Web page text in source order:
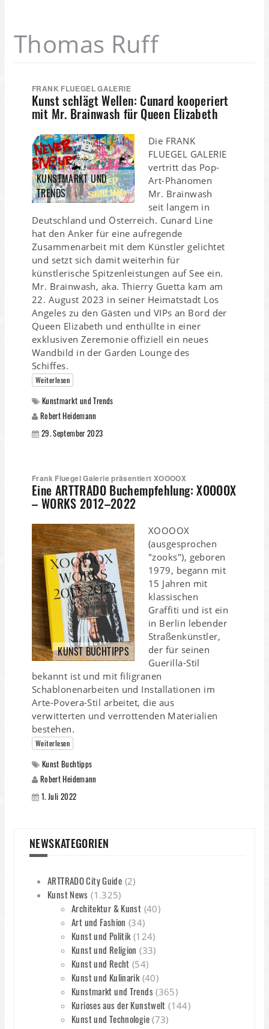
Thomas Ruff
FRANK FLUEGEL GALERIE
Kunst schlägt Wellen: Cunard kooperiert
mit Mr. Brainwash für Queen Elizabeth
KUNSTMARKT UND
TRENDS
Die FRANK
FLUEGEL GALERIE
vertritt das Pop-
Art-Phänomen
Mr. Brainwash
seit langem in
Deutschland und Österreich. Cunard Line
hat den Anker für eine aufregende
Zusammenarbeit mit dem Künstler gelichtet
und setzt sich damit weiterhin für
künstlerische Spitzenleistungen auf See ein.
Mr. Brainwash, aka. Thierry Guetta kam am
22. August 2023 in seiner Heimatstadt Los
Angeles zu den Gästen und VIPs an Bord der
Queen Elizabeth und enthüllte in einer
exklusiven Zeremonie offiziell ein neues
Wandbild in der Garden Lounge des
Schiffes.
Weiterlesen
Kunstmarkt und Trends
Robert Heidemann
29. September 2023
Frank Fluegel Galerie präsentiert XOOOOX
Eine ARTTRADO Buchempfehlung: XOOOOX
– WORKS 2012–2022
KUNST BUCHTIPPS
XOOOOX
(ausgesprochen
"zooks"), geboren
1979, begann mit
15 Jahren mit
klassischen
Graffiti und ist ein
in Berlin lebender
Straßenkünstler,
der für seinen
Guerilla-Stil
bekannt ist und mit filigranen
Schablonenarbeiten und Installationen im
Arte-Povera-Stil arbeitet, die aus
verwitterten und verrottenden Materialien
bestehen.
Weiterlesen
Kunst Buchtipps
Robert Heidemann
1. Juli 2022
NEWSKATEGORIEN
ARTTRADO City Guide (2)
Kunst News (1.325)
Architektur & Kunst (40)
Art und Fashion (34)
Kunst und Politik(124)
Kunst und Religion (33)
Kunst und Recht (54)
Kunst und Kulinarik(40)
Kunstmarkt und Trends(365)
Kurioses aus der Kunstwelt (144)
Kunst und Technologie(73)